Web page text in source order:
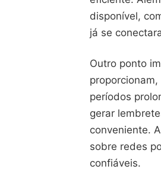
disponível,
já se
Outro ponto
períodos
gerar
conveniente.
sobre redes
confiáveis.